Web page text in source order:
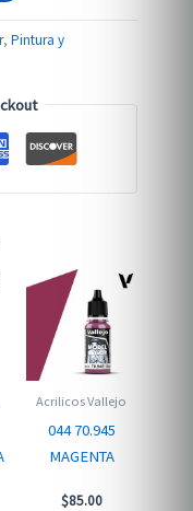
,Pintura y
Acrilicos Vallejo
044 70.945
MAGENTA
$85.00